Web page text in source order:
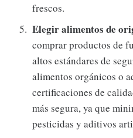
frescos.
Elegir alimentos de
comprar productos de
altos estándares de
alimentos orgánicos o
certificaciones de
más segura, ya que
pesticidas y aditivos